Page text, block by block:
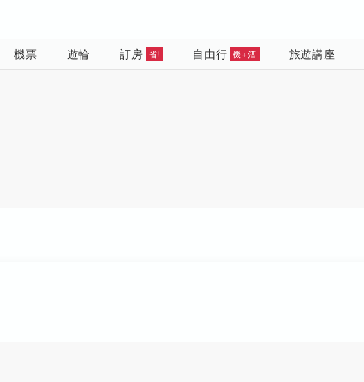
機票 遊輪 訂房 省! 自由行 機+酒 旅遊講座